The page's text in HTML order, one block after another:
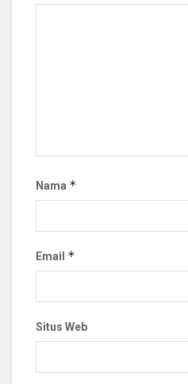
Nama *
Email *
Situs Web